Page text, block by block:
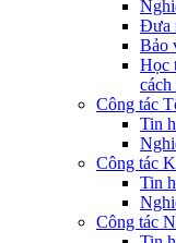
Đưa
Bảo
Học
Công tác
Tin
Công tác
Tin
Công tác